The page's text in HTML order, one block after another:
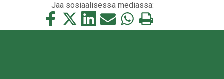
Jaa sosiaalisessa mediassa:
Jaa
tämä
Jaa
tämä
Jaa
tämä
Jaa
tämä
Jaa
tämä
Tulosta
tämä